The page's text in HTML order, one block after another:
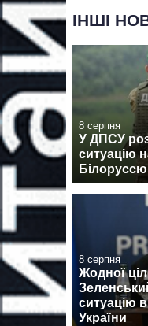
ІНШІ
8 серпня
У ДПСУ
ситуацію
Білоруссю
8 серпня
Жодної
ситуацію
України